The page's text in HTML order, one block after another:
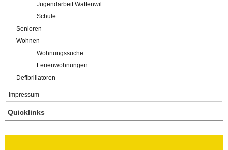
Jugendarbeit Wattenwil
Schule
Senioren
Wohnen
Wohnungssuche
Ferienwohnungen
Defibrillatoren
Impressum
Quicklinks